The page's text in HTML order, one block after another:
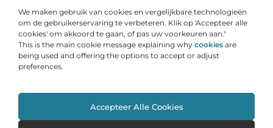
We maken gebruik van cookies en vergelijkbare technologieën
om de gebruikerservaring te verbeteren. Klik op 'Accepteer alle
cookies' om akkoord te gaan, of pas uw voorkeuren aan."
This is the main cookie message explaining why cookies are
being used and offering the options to accept or adjust
preferences.
Accepteer Alle Cookies
Onze informatie
Website index Cookiebeleid (EU)